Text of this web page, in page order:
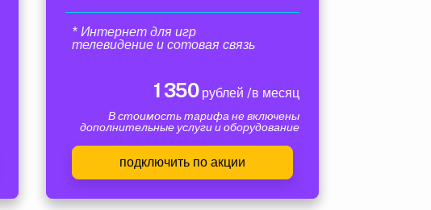
* Интернет для игр
телевидение и сотовая связь
1 350рублей /в месяц
В стоимость тарифа не включены
дополнительные услуги и оборудование
подключить по акции